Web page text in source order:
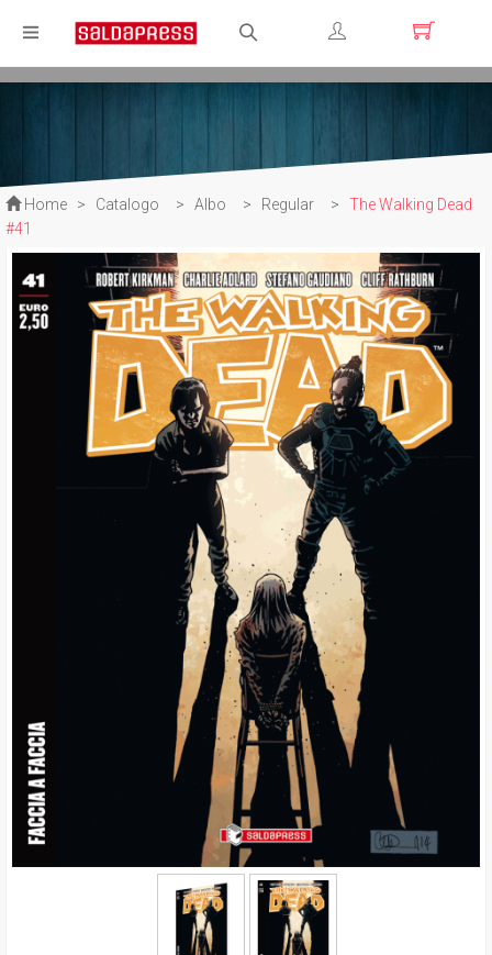
Registrati
Home > Catalogo > Albo > Regular >
The Walking Dead
#41